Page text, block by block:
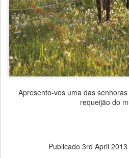
Apresento-vos uma das
requeijão do
Publicado 3rd April 2013